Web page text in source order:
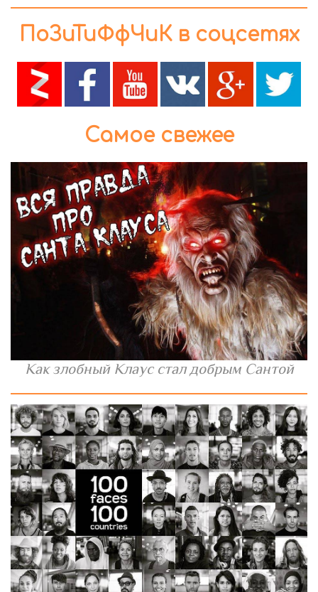
ПоЗиТиФфЧиК в соцсетях
Самое свежее
Как злобный Клаус стал добрым Сантой